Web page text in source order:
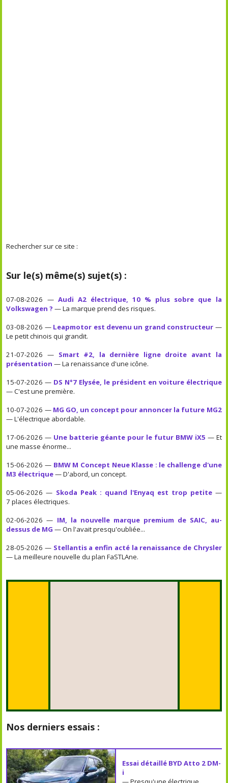
Rechercher sur ce site :
Sur le(s) même(s) sujet(s) :
07-08-2026 — Audi A2 électrique, 10 % plus sobre que la
Volkswagen ? — La marque prend des risques.
03-08-2026 — Leapmotor est devenu un grand constructeur —
Le petit chinois qui grandit.
21-07-2026 — Smart #2, la dernière ligne droite avant la
présentation — La renaissance d'une icône.
15-07-2026 — DS N°7 Elysée, le président en voiture électrique
— C'est une première.
10-07-2026 — MG GO, un concept pour annoncer la future MG2
— L'électrique abordable.
17-06-2026 — Une batterie géante pour le futur BMW iX5 — Et
une masse énorme...
15-06-2026 — BMW M Concept Neue Klasse : le challenge d'une
M3 électrique— D'abord, un concept.
05-06-2026 — Skoda Peak : quand l'Enyaq est trop petite—
7 places électriques.
02-06-2026 — IM, la nouvelle marque premium de SAIC, au-
dessus de MG — On l'avait presqu'oubliée...
28-05-2026 — Stellantis a enfin acté la renaissance de Chrysler
— La meilleure nouvelle du plan FaSTLAne.
Nos derniers essais :
Essai détaillé BYD Atto 2 DM-
i